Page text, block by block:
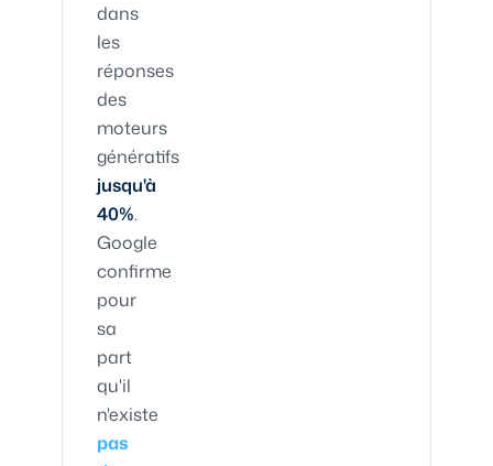
dans
les
réponses
des
moteurs
génératifs
jusqu'à
40%.
Google
confirme
pour
sa
part
qu'il
n'existe
pas